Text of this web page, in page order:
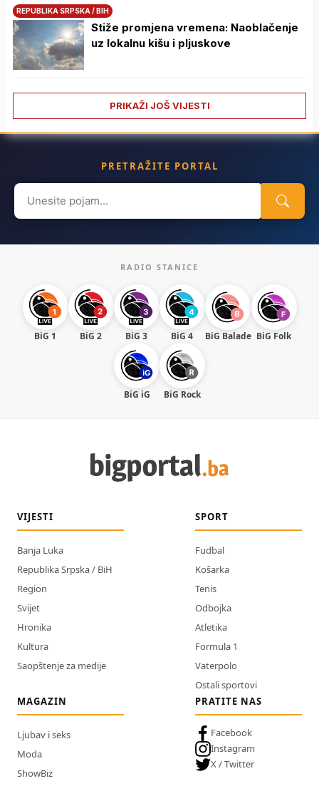
REPUBLIKA SRPSKA / BIH
Stiže promjena vremena: Naoblačenje
uz lokalnu kišu i pljuskove
PRIKAŽI JOŠ VIJESTI
PRETRAŽITE PORTAL
Search
for:
RADIO STANICE
BiG 1 BiG 2 BiG 3 BiG 4 BiG Balade BiG Folk
BiG iG BiG Rock
VIJESTI
Banja Luka
Republika Srpska / BiH
Region
Svijet
Hronika
Kultura
Saopštenje za medije
SPORT
Fudbal
Košarka
Tenis
Odbojka
Atletika
Formula 1
Vaterpolo
Ostali sportovi
MAGAZIN
Ljubav i seks
Moda
ShowBiz
PRATITE NAS
Facebook
Instagram
X / Twitter